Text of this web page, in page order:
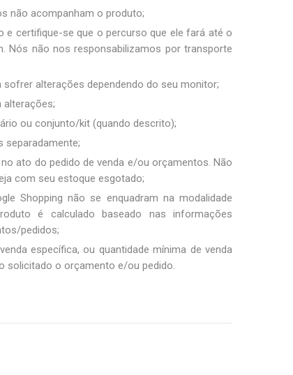
não acompanham o produto;
e certifique-se que o percurso que ele fará até o
Nós não nos responsabilizamos por transporte
sofrer alterações dependendo do seu monitor;
alterações;
ou conjunto/kit (quando descrito);
separadamente;
ato do pedido de venda e/ou orçamentos. Não
com seu estoque esgotado;
Shopping não se enquadram na modalidade
é calculado baseado nas informações
pedidos;
específica, ou quantidade mínima de venda
solicitado o orçamento e/ou pedido.